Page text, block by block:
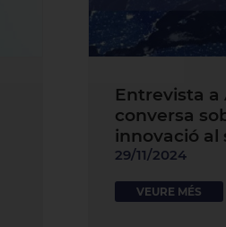
Entrevista a
conversa
innovació al
29/11/2024
VEURE MÉS